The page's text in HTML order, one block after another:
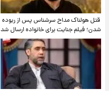
قتل هولناک مداح سرشناس پس از ربوده
شدن؛ فیلم جنایت برای خانواده ارسال شد